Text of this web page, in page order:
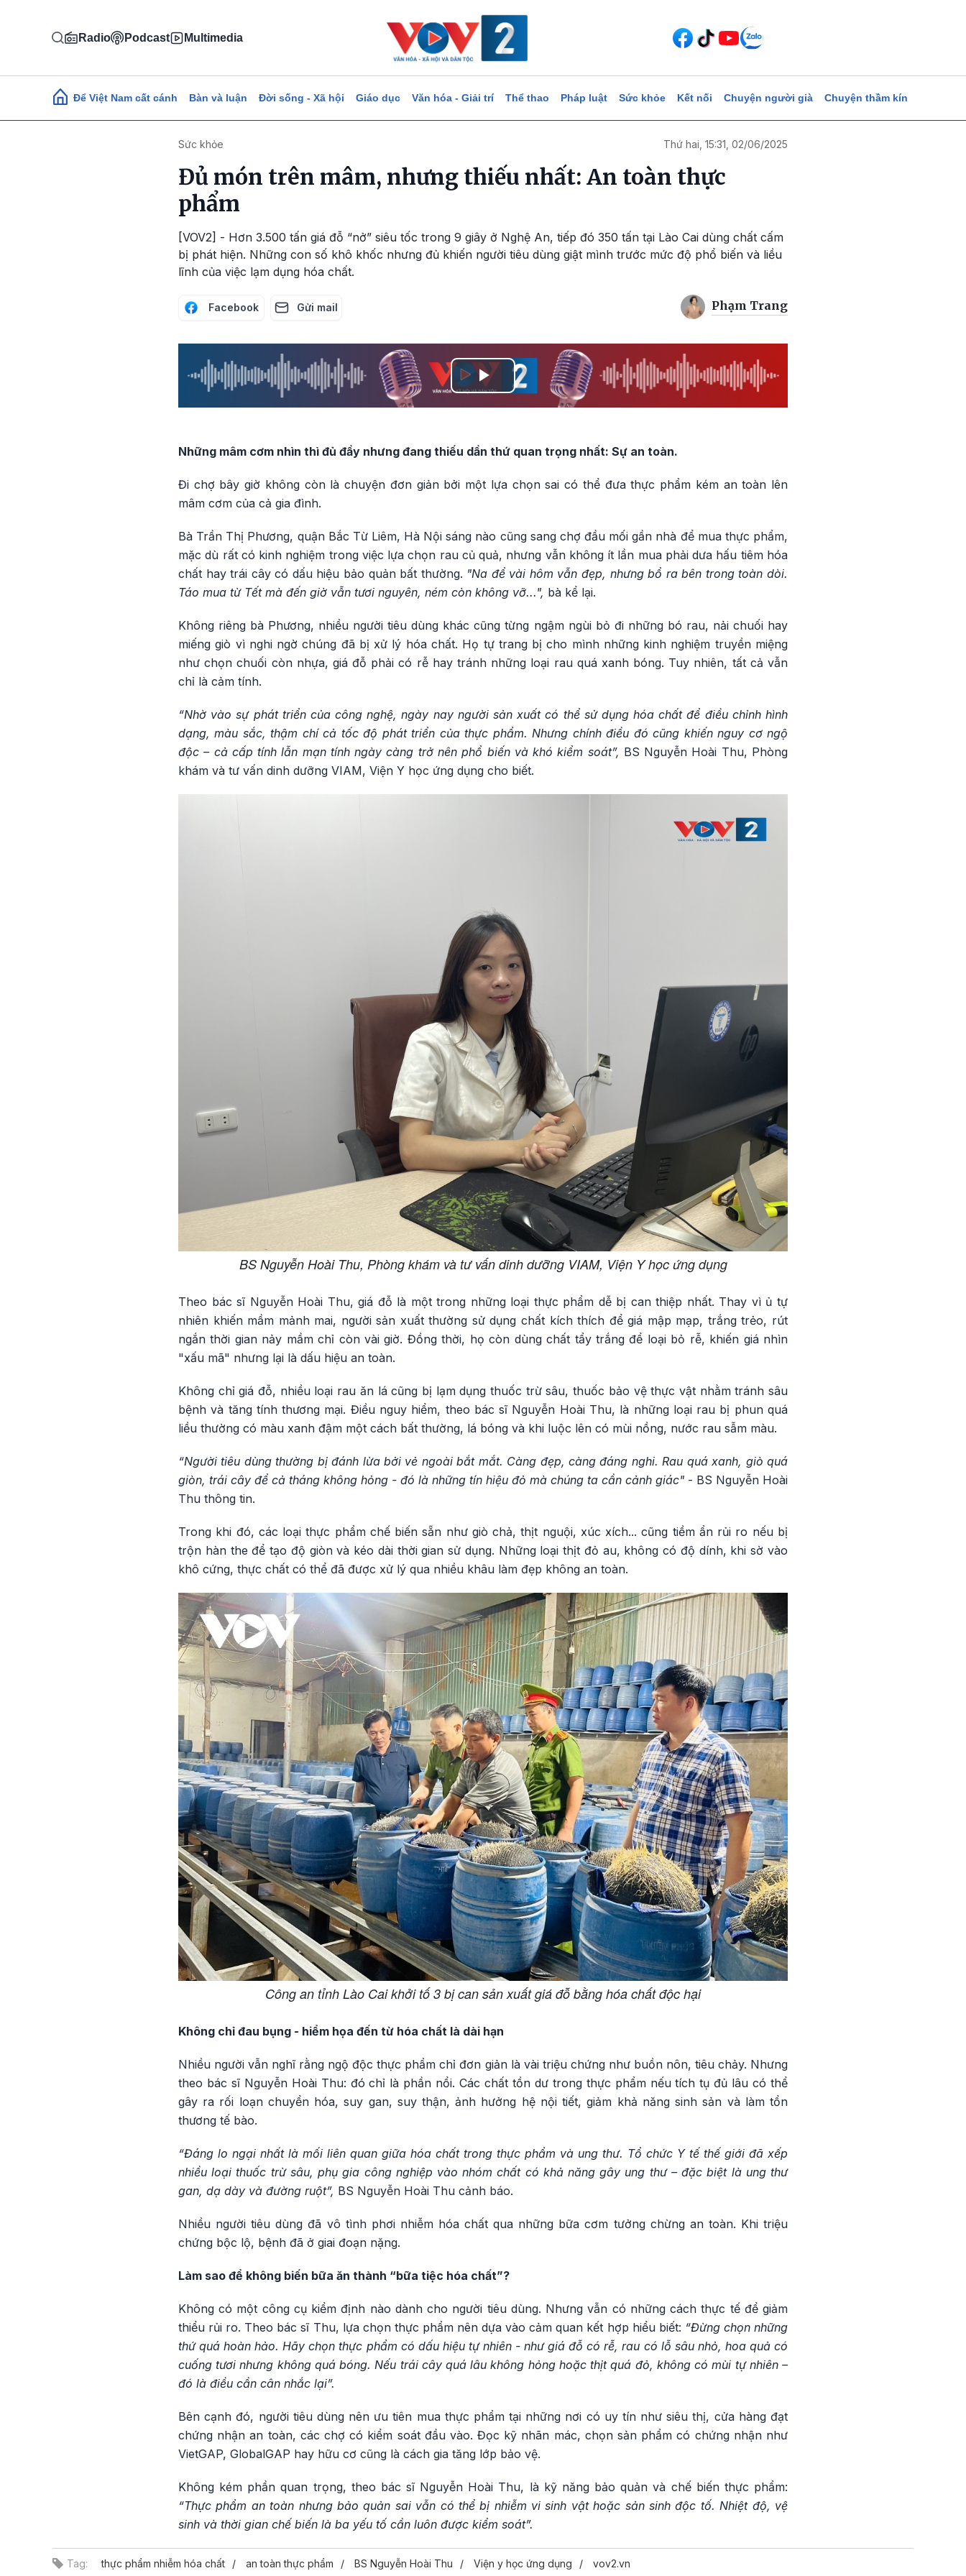
Radio Podcast Multimedia
Main navigation
Để Việt Nam cất cánh Bàn và luận Đời sống - Xã hội Giáo dục Văn hóa - Giải trí Thể thao Pháp luật Sức khỏe Kết nối Chuyện người già Chuyện thầm kín
Sức khỏe Thứ hai, 15:31, 02/06/2025
Đủ món trên mâm, nhưng thiếu nhất: An toàn thực
phẩm
[VOV2] - Hơn 3.500 tấn giá đỗ “nở” siêu tốc trong 9 giây ở Nghệ An, tiếp đó 350 tấn tại Lào Cai dùng chất cấm
bị phát hiện. Những con số khô khốc nhưng đủ khiến người tiêu dùng giật mình trước mức độ phổ biến và liều
lĩnh của việc lạm dụng hóa chất.
Facebook Gửi mail Phạm Trang
Play
Những mâm cơm nhìn thì đủ đầy nhưng đang thiếu dần thứ quan trọng nhất: Sự an toàn.
Đi chợ bây giờ không còn là chuyện đơn giản bởi một lựa chọn sai có thể đưa thực phẩm kém an toàn lên
mâm cơm của cả gia đình.
Bà Trần Thị Phương, quận Bắc Từ Liêm, Hà Nội sáng nào cũng sang chợ đầu mối gần nhà để mua thực phẩm,
mặc dù rất có kinh nghiệm trong việc lựa chọn rau củ quả, nhưng vẫn không ít lần mua phải dưa hấu tiêm hóa
chất hay trái cây có dấu hiệu bảo quản bất thường. "Na để vài hôm vẫn đẹp, nhưng bổ ra bên trong toàn dòi.
Táo mua từ Tết mà đến giờ vẫn tươi nguyên, ném còn không vỡ...", bà kể lại.
Không riêng bà Phương, nhiều người tiêu dùng khác cũng từng ngậm ngùi bỏ đi những bó rau, nải chuối hay
miếng giò vì nghi ngờ chúng đã bị xử lý hóa chất. Họ tự trang bị cho mình những kinh nghiệm truyền miệng
như chọn chuối còn nhựa, giá đỗ phải có rễ hay tránh những loại rau quá xanh bóng. Tuy nhiên, tất cả vẫn
chỉ là cảm tính.
“Nhờ vào sự phát triển của công nghệ, ngày nay người sản xuất có thể sử dụng hóa chất để điều chỉnh hình
dạng, màu sắc, thậm chí cả tốc độ phát triển của thực phẩm. Nhưng chính điều đó cũng khiến nguy cơ ngộ
độc – cả cấp tính lẫn mạn tính ngày càng trở nên phổ biến và khó kiểm soát”, BS Nguyễn Hoài Thu, Phòng
khám và tư vấn dinh dưỡng VIAM, Viện Y học ứng dụng cho biết.
BS Nguyễn Hoài Thu, Phòng khám và tư vấn dinh dưỡng VIAM, Viện Y học ứng dụng
Theo bác sĩ Nguyễn Hoài Thu, giá đỗ là một trong những loại thực phẩm dễ bị can thiệp nhất. Thay vì ủ tự
nhiên khiến mầm mảnh mai, người sản xuất thường sử dụng chất kích thích để giá mập mạp, trắng trẻo, rút
ngắn thời gian nảy mầm chỉ còn vài giờ. Đồng thời, họ còn dùng chất tẩy trắng để loại bỏ rễ, khiến giá nhìn
"xấu mã" nhưng lại là dấu hiệu an toàn.
Không chỉ giá đỗ, nhiều loại rau ăn lá cũng bị lạm dụng thuốc trừ sâu, thuốc bảo vệ thực vật nhằm tránh sâu
bệnh và tăng tính thương mại. Điều nguy hiểm, theo bác sĩ Nguyễn Hoài Thu, là những loại rau bị phun quá
liều thường có màu xanh đậm một cách bất thường, lá bóng và khi luộc lên có mùi nồng, nước rau sẫm màu.
“Người tiêu dùng thường bị đánh lừa bởi vẻ ngoài bắt mắt. Càng đẹp, càng đáng nghi. Rau quá xanh, giò quá
giòn, trái cây để cả tháng không hỏng - đó là những tín hiệu đỏ mà chúng ta cần cảnh giác" - BS Nguyễn Hoài
Thu thông tin.
Trong khi đó, các loại thực phẩm chế biến sẵn như giò chả, thịt nguội, xúc xích... cũng tiềm ẩn rủi ro nếu bị
trộn hàn the để tạo độ giòn và kéo dài thời gian sử dụng. Những loại thịt đỏ au, không có độ dính, khi sờ vào
khô cứng, thực chất có thể đã được xử lý qua nhiều khâu làm đẹp không an toàn.
Công an tỉnh Lào Cai khởi tố 3 bị can sản xuất giá đỗ bằng hóa chất độc hại
Không chỉ đau bụng - hiểm họa đến từ hóa chất là dài hạn
Nhiều người vẫn nghĩ rằng ngộ độc thực phẩm chỉ đơn giản là vài triệu chứng như buồn nôn, tiêu chảy. Nhưng
theo bác sĩ Nguyễn Hoài Thu: đó chỉ là phần nổi. Các chất tồn dư trong thực phẩm nếu tích tụ đủ lâu có thể
gây ra rối loạn chuyển hóa, suy gan, suy thận, ảnh hưởng hệ nội tiết, giảm khả năng sinh sản và làm tổn
thương tế bào.
“Đáng lo ngại nhất là mối liên quan giữa hóa chất trong thực phẩm và ung thư. Tổ chức Y tế thế giới đã xếp
nhiều loại thuốc trừ sâu, phụ gia công nghiệp vào nhóm chất có khả năng gây ung thư – đặc biệt là ung thư
gan, dạ dày và đường ruột”, BS Nguyễn Hoài Thu cảnh báo.
Nhiều người tiêu dùng đã vô tình phơi nhiễm hóa chất qua những bữa cơm tưởng chừng an toàn. Khi triệu
chứng bộc lộ, bệnh đã ở giai đoạn nặng.
Làm sao để không biến bữa ăn thành “bữa tiệc hóa chất”?
Không có một công cụ kiểm định nào dành cho người tiêu dùng. Nhưng vẫn có những cách thực tế để giảm
thiểu rủi ro. Theo bác sĩ Thu, lựa chọn thực phẩm nên dựa vào cảm quan kết hợp hiểu biết: “Đừng chọn những
thứ quá hoàn hảo. Hãy chọn thực phẩm có dấu hiệu tự nhiên - như giá đỗ có rễ, rau có lỗ sâu nhỏ, hoa quả có
cuống tươi nhưng không quá bóng. Nếu trái cây quá lâu không hỏng hoặc thịt quá đỏ, không có mùi tự nhiên –
đó là điều cần cân nhắc lại”.
Bên cạnh đó, người tiêu dùng nên ưu tiên mua thực phẩm tại những nơi có uy tín như siêu thị, cửa hàng đạt
chứng nhận an toàn, các chợ có kiểm soát đầu vào. Đọc kỹ nhãn mác, chọn sản phẩm có chứng nhận như
VietGAP, GlobalGAP hay hữu cơ cũng là cách gia tăng lớp bảo vệ.
Không kém phần quan trọng, theo bác sĩ Nguyễn Hoài Thu, là kỹ năng bảo quản và chế biến thực phẩm:
“Thực phẩm an toàn nhưng bảo quản sai vẫn có thể bị nhiễm vi sinh vật hoặc sản sinh độc tố. Nhiệt độ, vệ
sinh và thời gian chế biến là ba yếu tố cần luôn được kiểm soát”.
Tag: thực phẩm nhiễm hóa chất an toàn thực phẩm BS Nguyễn Hoài Thu Viện y học ứng dụng vov2.vn